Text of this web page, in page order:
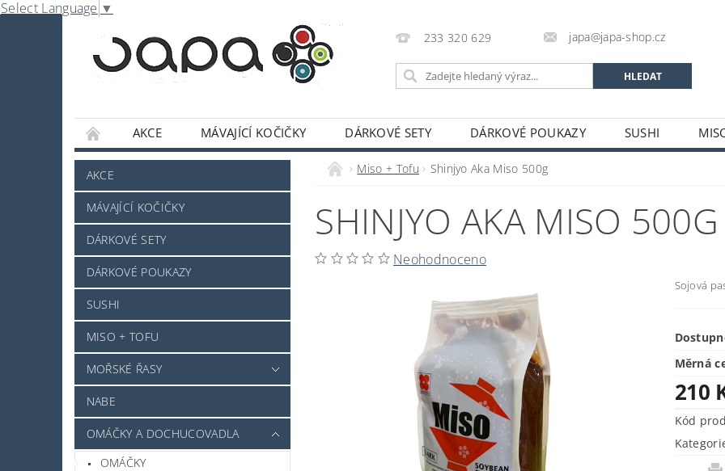
Select Language ▼
233 320 629 japa@japa-shop.cz
AKCE MÁVAJÍCÍ KOČIČKY DÁRKOVÉ SETY DÁRKOVÉ POUKAZY SUSHI
NABE
OMÁČKY A DOCHUCOVADLA NUDLE A POLÉVKY RÝŽE A OBILOVINY
SLADKOSTI A POCHUTINY
SAKE A JINÝ ALKOHOL
JAPONSKÉ NÁDOBÍ
KOSMETIKA OSTATNÍ JAPONSKÉ FIGURKY LEKCE VAŘENÍ
PRO ZVÍŘÁTKA - NOVINKA
MRAŽENÉ ZBOŽÍ
NAPIŠTE NÁM
AKCE
MÁVAJÍCÍ KOČIČKY
DÁRKOVÉ SETY
DÁRKOVÉ POUKAZY
SUSHI
MISO + TOFU
MOŘSKÉ ŘASY
NABE
OMÁČKY A DOCHUCOVADLA
OMÁČKY
Miso + Tofu Shinjyo Aka Miso 500g
SHINJYO AKA MISO 500G
Neohodnoceno
Sojová
Měrná
210
Kód